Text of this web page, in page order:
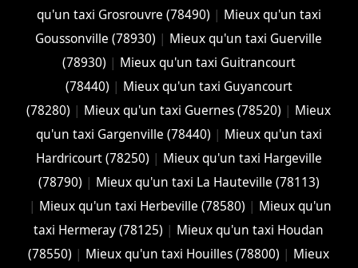
qu'un taxi Grosrouvre (78490) | Mieux qu'un taxi
Goussonville (78930) | Mieux qu'un taxi Guerville
(78930) | Mieux qu'un taxi Guitrancourt
(78440) | Mieux qu'un taxi Guyancourt
(78280) | Mieux qu'un taxi Guernes (78520) | Mieux
qu'un taxi Gargenville (78440) | Mieux qu'un taxi
Hardricourt (78250) | Mieux qu'un taxi Hargeville
(78790) | Mieux qu'un taxi La Hauteville (78113)
| Mieux qu'un taxi Herbeville (78580) | Mieux qu'un
taxi Hermeray (78125) | Mieux qu'un taxi Houdan
(78550) | Mieux qu'un taxi Houilles (78800) | Mieux